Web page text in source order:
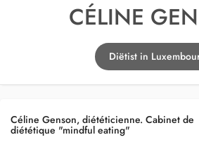
CÉLINE
Diëtist in
Céline Genson, diététicienne. Cabinet de
diététique "mindful eating"